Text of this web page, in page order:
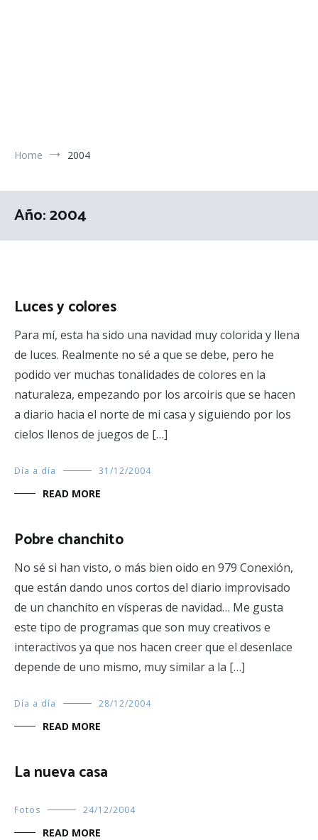
Home 2004
Año:2004
Luces y colores
Para mí, esta ha sido una navidad muy colorida y llena
de luces. Realmente no sé a que se debe, pero he
podido ver muchas tonalidades de colores en la
naturaleza, empezando por los arcoiris que se hacen
a diario hacia el norte de mi casa y siguiendo por los
cielos llenos de juegos de […]
Día a día 31/12/2004
READ MORE
Pobre chanchito
No sé si han visto, o más bien oido en 979 Conexión,
que están dando unos cortos del diario improvisado
de un chanchito en vísperas de navidad… Me gusta
este tipo de programas que son muy creativos e
interactivos ya que nos hacen creer que el desenlace
depende de uno mismo, muy similar a la […]
Día a día 28/12/2004
READ MORE
La nueva casa
Fotos 24/12/2004
READ MORE